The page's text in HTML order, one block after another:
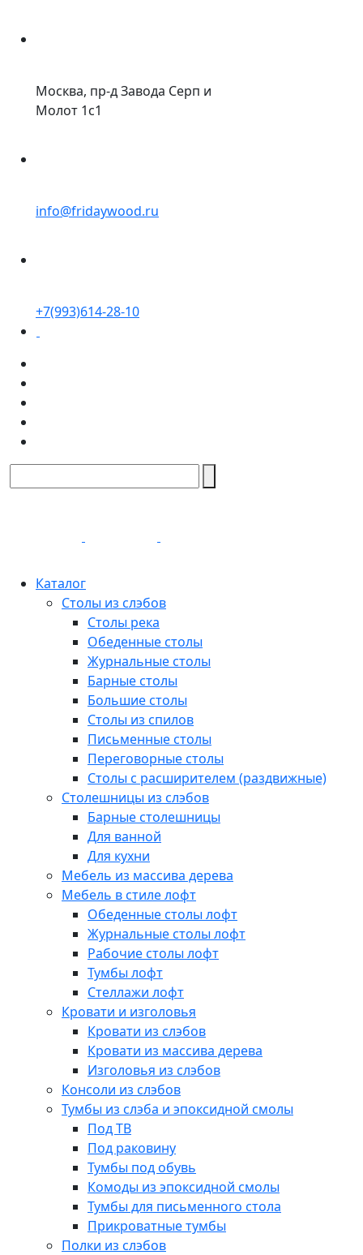
Москва, пр-д Завода Серп и
Молот 1с1
info@fridaywood.ru
+7(993)614-28-10
Каталог
Столы из слэбов
Столы река
Обеденные столы
Журнальные столы
Барные столы
Большие столы
Столы из спилов
Письменные столы
Переговорные столы
Столы с расширителем (раздвижные)
Столешницы из слэбов
Барные столешницы
Для ванной
Для кухни
Мебель из массива дерева
Мебель в стиле лофт
Обеденные столы лофт
Журнальные столы лофт
Рабочие столы лофт
Тумбы лофт
Стеллажи лофт
Кровати и изголовья
Кровати из слэбов
Кровати из массива дерева
Изголовья из слэбов
Консоли из слэбов
Тумбы из слэба и эпоксидной смолы
Под ТВ
Под раковину
Тумбы под обувь
Комоды из эпоксидной смолы
Тумбы для письменного стола
Прикроватные тумбы
Полки из слэбов